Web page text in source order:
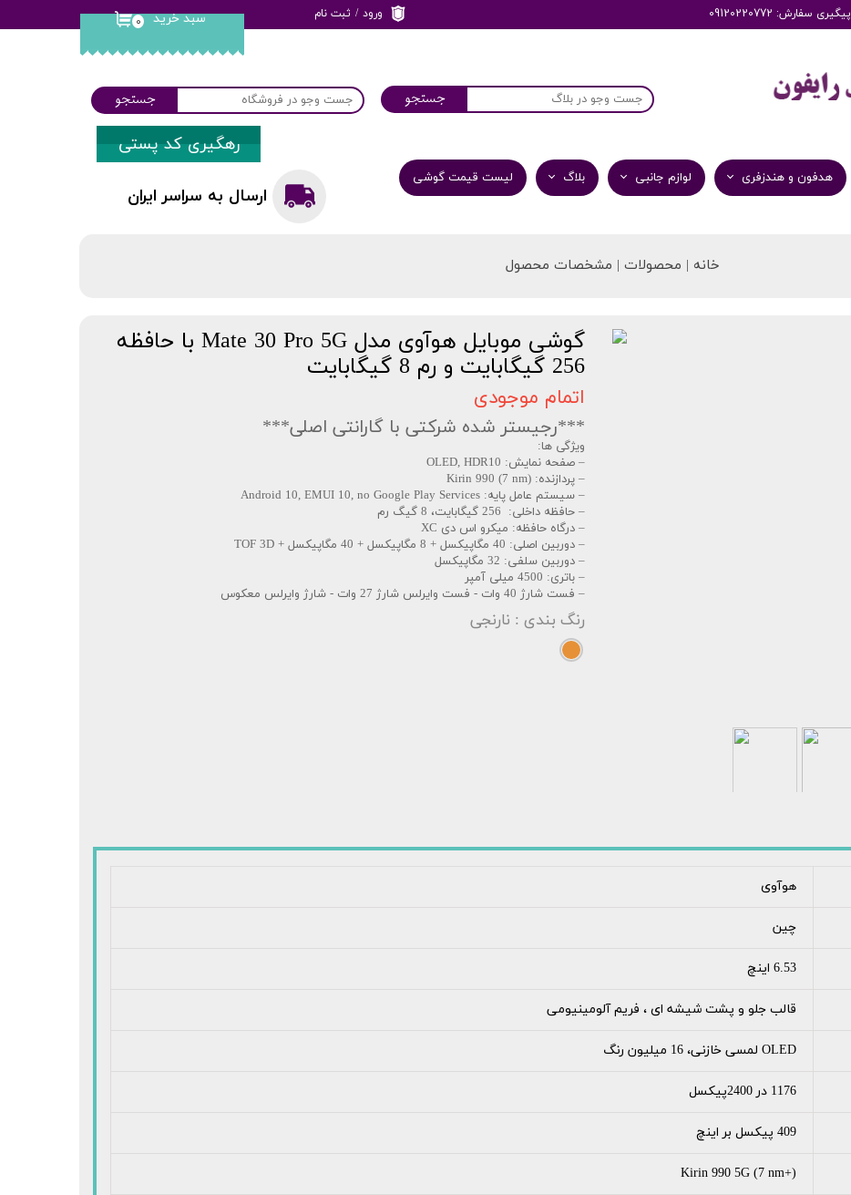
پیگیری سفارش: 09120220772 ۰ سبد خرید ورود / ثبت نام
سفارشات
هدفون و هندزفری لوازم جانبی بلاگ لیست قیمت گوشی
جستجو جستجو
ارسال به سراسر ایران
رهگیری کد پستی
خانه | محصولات | مشخصات محصول
گوشی موبایل هوآوی مدل Mate 30 Pro 5G با حافظه
256 گیگابایت و رم 8 گیگابایت
اتمام موجودی
***رجیستر شده شرکتی با گارانتی اصلی***
ویژگی ها:
– صفحه نمایش: OLED, HDR10
– پردازنده: Kirin 990 (7 nm)
– سیستم عامل پایه: Android 10, EMUI 10, no Google Play Services
– حافظه داخلی: 256 گیگابایت، 8 گیگ رم
– درگاه حافظه: میکرو اس دی XC
– دوربین اصلی: 40 مگاپیکسل + 8 مگاپیکسل + 40 مگاپیکسل + TOF 3D
– دوربین سلفی: 32 مگاپیکسل
– باتری: 4500 میلی آمپر
– فست شارژ 40 وات - فست وایرلس شارژ 27 وات - شارژ وایرلس معکوس
رنگ بندی : نارنجی
هوآوی
چین
6.53 اینچ
قالب جلو و پشت شیشه ای ، فریم آلومینیومی
OLED لمسی خازنی، 16 میلیون رنگ
1176 در 2400پیکسل
409 پیکسل بر اینچ
Kirin 990 5G (7 nm+)